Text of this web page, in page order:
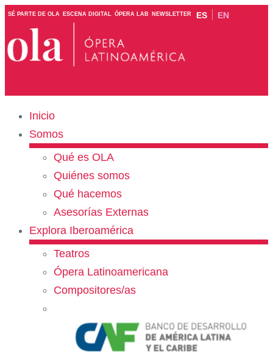
SÉ PARTE DE OLA ESCENA DIGITAL ÓPERA LAB NEWSLETTER ES EN
Inicio
Somos
Qué es OLA
Quiénes somos
Qué hacemos
Asesorías Externas
Explora Iberoamérica
Teatros
Ópera Latinoamericana
Compositores/as